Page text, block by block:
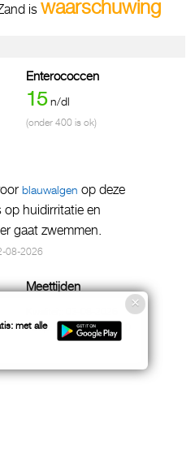
is waarschuwing
Enterococcen
15 n/dl
(onder 400 is ok)
blauwalgen op deze
huidirritatie en
gaat zwemmen.
08-2026
Meettijden
Temp: 6 augustus, 13:10
met alle